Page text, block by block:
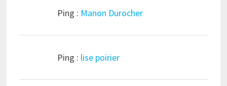
Ping : Manon Durocher
Ping : lise poirier